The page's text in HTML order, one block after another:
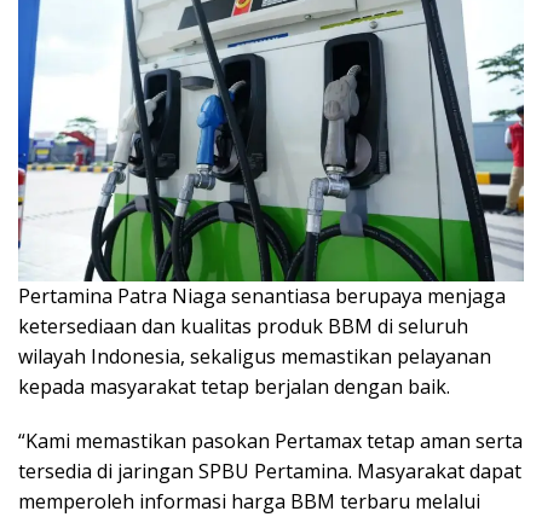
Pertamina Patra Niaga senantiasa berupaya menjaga
ketersediaan dan kualitas produk BBM di seluruh
wilayah Indonesia, sekaligus memastikan pelayanan
kepada masyarakat tetap berjalan dengan baik.
“Kami memastikan pasokan Pertamax tetap aman serta
tersedia di jaringan SPBU Pertamina. Masyarakat dapat
memperoleh informasi harga BBM terbaru melalui